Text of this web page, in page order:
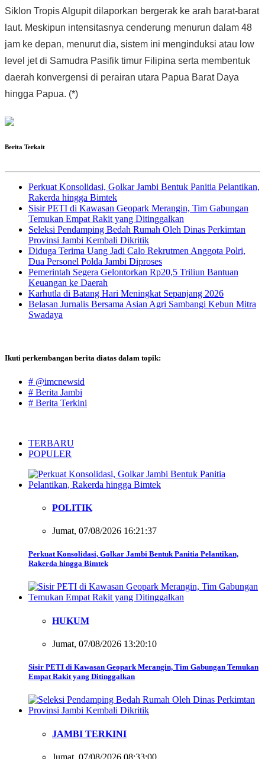
Siklon Tropis Algupit dilaporkan bergerak ke arah barat-barat
laut. Meskipun intensitasnya cenderung menurun dalam 48
jam ke depan, menurut dia, sistem ini menginduksi atau low
level jet di Samudra Pasifik timur Filipina serta membentuk
daerah konvergensi di perairan utara Papua Barat Daya
hingga Papua. (*)
Berita Terkait
Perkuat Konsolidasi, Golkar Jambi Bentuk Panitia Pelantikan,
Rakerda hingga Bimtek
Sisir PETI di Kawasan Geopark Merangin, Tim Gabungan
Temukan Empat Rakit yang Ditinggalkan
Seleksi Pendamping Bedah Rumah Oleh Dinas Perkimtan
Provinsi Jambi Kembali Dikritik
Diduga Terima Uang Jadi Calo Rekrutmen Anggota Polri,
Dua Personel Polda Jambi Diproses
Pemerintah Segera Gelontorkan Rp20,5 Triliun Bantuan
Keuangan ke Daerah
Karhutla di Batang Hari Meningkat Sepanjang 2026
Belasan Jurnalis Bersama Asian Agri Sambangi Kebun Mitra
Swadaya
Ikuti perkembangan berita diatas dalam topik:
# @imcnewsid
# Berita Jambi
# Berita Terkini
TERBARU
POPULER
POLITIK
Jumat, 07/08/2026 16:21:37
Perkuat Konsolidasi, Golkar Jambi Bentuk Panitia Pelantikan,
Rakerda hingga Bimtek
HUKUM
Jumat, 07/08/2026 13:20:10
Sisir PETI di Kawasan Geopark Merangin, Tim Gabungan Temukan
Empat Rakit yang Ditinggalkan
JAMBI TERKINI
Jumat, 07/08/2026 08:33:00